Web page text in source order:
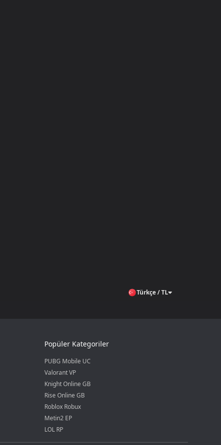
Türkçe / TL
Popüler Kategoriler
PUBG Mobile UC
Valorant VP
Knight Online GB
Rise Online GB
Roblox Robux
Metin2 EP
LOL RP